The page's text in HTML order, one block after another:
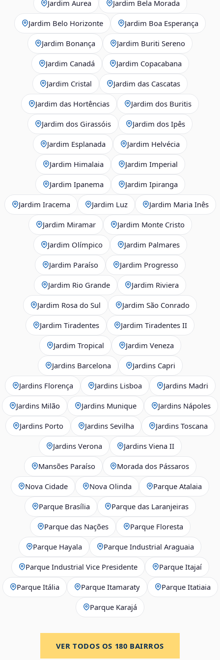
Jardim Áurea Jardim Bela Morada
Jardim Belo Horizonte Jardim Boa Esperança
Jardim Bonança Jardim Buriti Sereno
Jardim Canadá Jardim Copacabana
Jardim Cristal Jardim das Cascatas
Jardim das Hortências Jardim dos Buritis
Jardim dos Girassóis Jardim dos Ipês
Jardim Esplanada Jardim Helvécia
Jardim Himalaia Jardim Imperial
Jardim Ipanema Jardim Ipiranga
Jardim Iracema Jardim Luz Jardim Maria Inês
Jardim Miramar Jardim Monte Cristo
Jardim Olímpico Jardim Palmares
Jardim Paraíso Jardim Progresso
Jardim Rio Grande Jardim Riviera
Jardim Rosa do Sul Jardim São Conrado
Jardim Tiradentes Jardim Tiradentes II
Jardim Tropical Jardim Veneza
Jardins Barcelona Jardins Capri
Jardins Florença Jardins Lisboa Jardins Madri
Jardins Milão Jardins Munique Jardins Nápoles
Jardins Porto Jardins Sevilha Jardins Toscana
Jardins Verona Jardins Viena II
Mansões Paraíso Morada dos Pássaros
Nova Cidade Nova Olinda Parque Atalaia
Parque Brasília Parque das Laranjeiras
Parque das Nações Parque Floresta
Parque Hayala Parque Industrial Araguaia
Parque Industrial Vice Presidente Parque Itajaí
Parque Itália Parque Itamaraty Parque Itatiaia
Parque Karajá
VER TODOS OS 180 BAIRROS